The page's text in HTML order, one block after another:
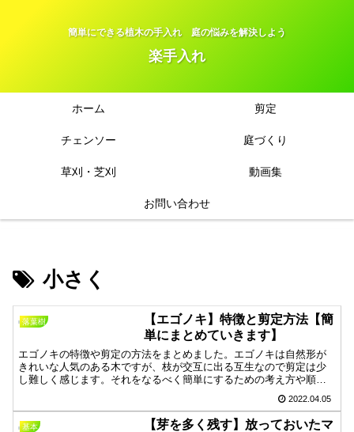
簡単にできる植木の手入れ 庭の悩みを解決しよう
楽手入れ
ホーム 剪定
チェンソー 庭づくり
草刈・芝刈 動画集
お問い合わせ
小さく
落葉樹
【エゴノキ】特徴と剪定方法【簡
単にまとめていきます】
エゴノキの特徴や剪定の方法をまとめました。エゴノキは自然形が
きれいな人気のある木ですが、枝が交互に出る互生なので剪定は少
し難しく感じます。それをなるべく簡単にするための考え方や順
序、株の更新（入れ替え）など書きましたので見ていただいた方の
2022.04.05
基本
【芽を多く残す】放っておいたマ